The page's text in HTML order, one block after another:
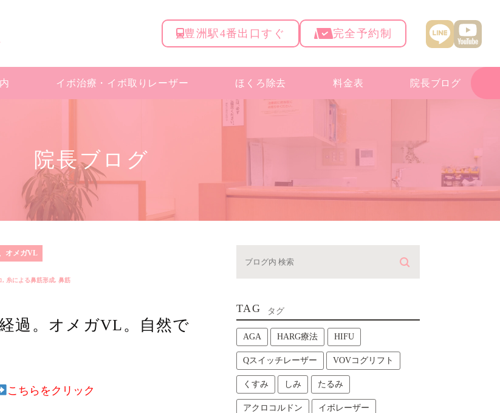
豊洲駅4番出口すぐ 完全予約制
イボ治療・ イボ取りレーザー ほくろ除去 料金表 院長ブログ
院長ブログ
オメガVL
, 糸による鼻筋形成, 鼻筋
過。オメガVL。自然で
こちらをクリック
TAG タグ
AGA HARG療法 HIFU
Qスイッチレーザー VOVコグリフト
くすみ しみ たるみ
アクロコルドン イボレーザー